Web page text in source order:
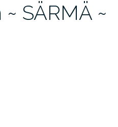
SÄRMÄ ~